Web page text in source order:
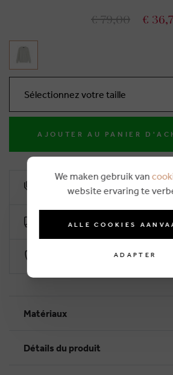
€ 79,00 €
Sélectionnez votre taille
AJOUTER AU PANIER
10% remise de fidélité
Livraison gratuite dès €50 (2-4
Paiement sécurisé par Worldline
Matériaux
Détails du produit
We maken gebruik van
website ervaring te
ALLE COOKIES
ADAPTER